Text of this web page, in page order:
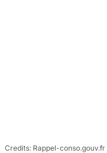
Rappel-conso.gouv.fr